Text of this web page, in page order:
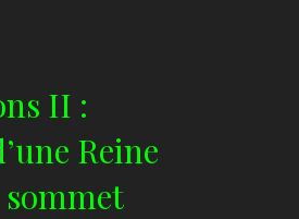
II :
Reine